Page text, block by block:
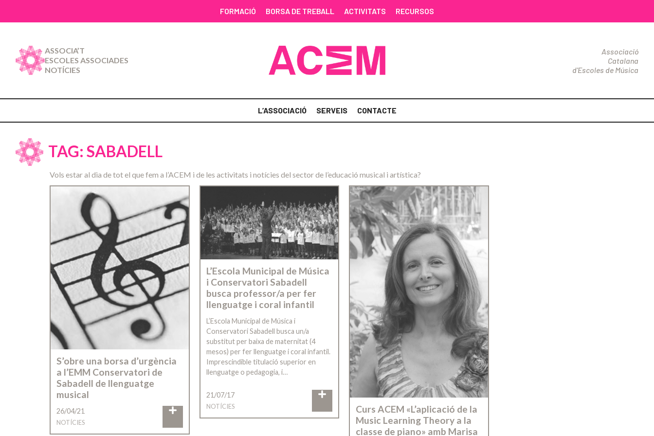
FORMACIÓ BORSA DE TREBALL ACTIVITATS RECURSOS
ASSOCIA’T
ESCOLES ASSOCIADES
NOTÍCIES
Associació
Catalana
d'Escoles de Música
L’ASSOCIACIÓ SERVEIS CONTACTE
TAG: SABADELL
Vols estar al dia de tot el que fem a l’ACEM i de les activitats i notícies del sector de l’educació musical i artística?
S’obre una borsa d’urgència
a l’EMM Conservatori de
Sabadell de llenguatge
musical
26/04/21
NOTÍCIES
L’Escola Municipal de Música
i Conservatori Sabadell
busca professor/a per fer
llenguatge i coral infantil
L’Escola Municipal de Música i
Conservatori Sabadell busca un/a
substitut per baixa de maternitat (4
mesos) per fer llenguatge i coral infantil.
Imprescindible titulació superior en
llenguatge o pedagogia, i…
21/07/17
NOTÍCIES
Curs ACEM «L’aplicació de la
Music Learning Theory a la
classe de piano» amb Marisa